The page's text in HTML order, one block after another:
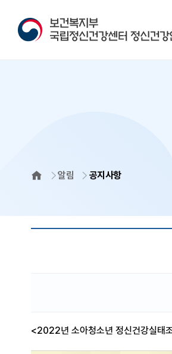
HOME
알림 공지사항
<2022년 소아청소년 정신건강실태